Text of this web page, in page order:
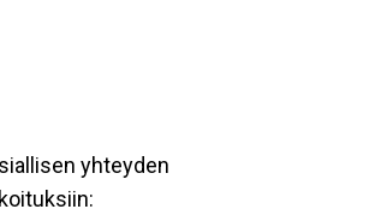
yhteyden